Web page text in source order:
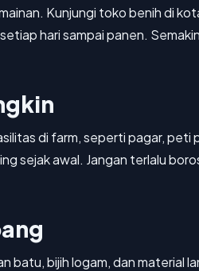
Kunjungi toko benih di
hari sampai panen.
di farm, seperti pagar, peti
sejak awal. Jangan terlalu
bijih logam, dan material